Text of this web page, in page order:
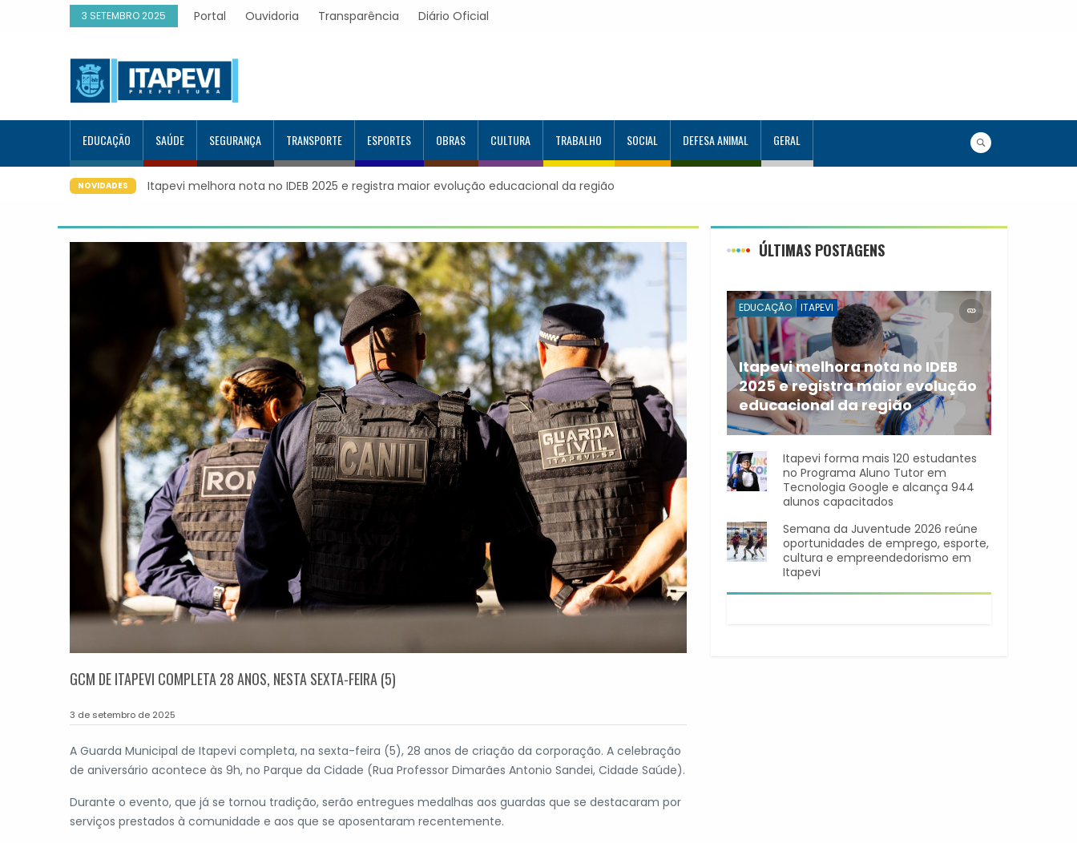
3 SETEMBRO 2025 Portal Ouvidoria Transparência Diário Oficial
EDUCAÇÃO SAÚDE SEGURANÇA TRANSPORTE ESPORTES OBRAS CULTURA TRABALHO SOCIAL DEFESA ANIMAL GERAL
NOVIDADES
nota no IDEB 2025 e registra maior evolução educacional da região Itapevi forma mais 120 estudantes no Programa Aluno Tutor em Tecnologia
GCM DE ITAPEVI COMPLETA 28 ANOS, NESTA SEXTA-FEIRA (5)
3 de setembro de 2025
A Guarda Municipal de Itapevi completa, na sexta-feira (5), 28 anos de criação da corporação. A celebração
de aniversário acontece às 9h, no Parque da Cidade (Rua Professor Dimarães Antonio Sandei, Cidade Saúde).
Durante o evento, que já se tornou tradição, serão entregues medalhas aos guardas que se destacaram por
serviços prestados à comunidade e aos que se aposentaram recentemente.
ÚLTIMAS POSTAGENS
EDUCAÇÃO ITAPEVI
Itapevi melhora nota no IDEB
2025 e registra maior evolução
educacional da região
A rede municipal de ensino
Itapevi forma mais 120 estudantes
no Programa Aluno Tutor em
Tecnologia Google e alcança 944
alunos capacitados
Semana da Juventude 2026 reúne
oportunidades de emprego, esporte,
cultura e empreendedorismo em
Itapevi